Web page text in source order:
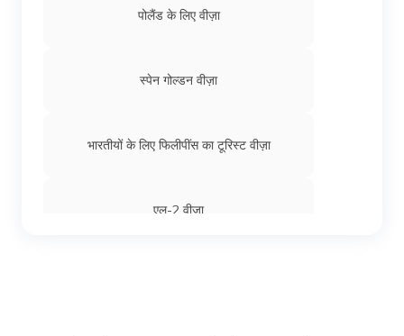
पोलैंड के लिए वीज़ा
स्पेन गोल्डन वीज़ा
भारतीयों के लिए फिलीपींस का टूरिस्ट वीज़ा
एल-2 वीज़ा